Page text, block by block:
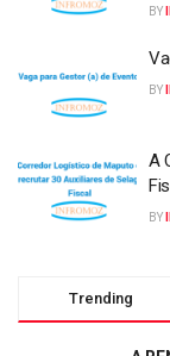
BY
BY
A
BY
Trending